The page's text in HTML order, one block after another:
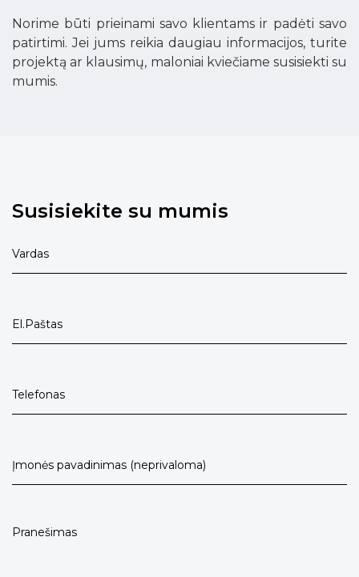
Norime būti prieinami savo klientams ir padėti savo
patirtimi. Jei jums reikia daugiau informacijos, turite
projektą ar klausimų, maloniai kviečiame susisiekti su
mumis.
Susisiekite su mumis